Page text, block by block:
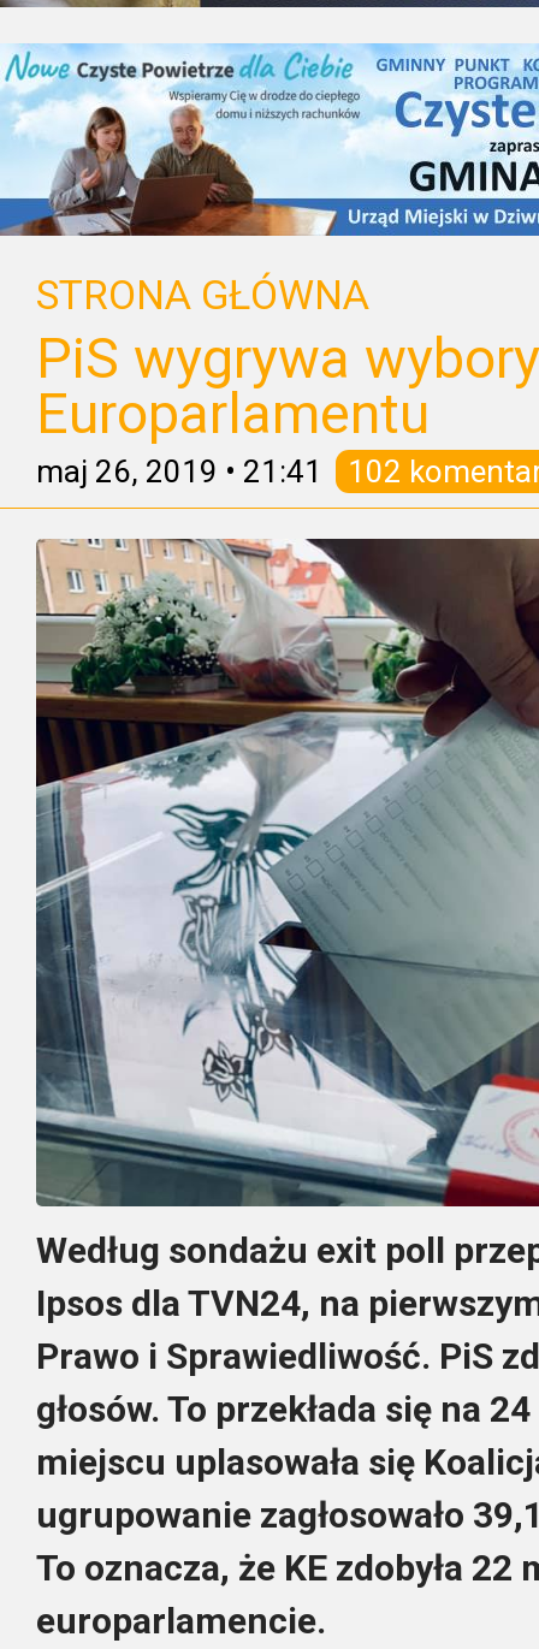
STRONA GŁÓWNA
PiS wygrywa
Europarlamentu
maj 26, 2019 • 21:41 102
Według sondażu exit poll
Ipsos dla TVN24, na
Prawo i Sprawiedliwość. PiS
głosów. To przekłada się na
miejscu uplasowała się
ugrupowanie zagłosowało
To oznacza, że KE zdobyła 22
europarlamencie.